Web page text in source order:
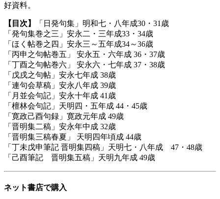
好資料。
【目次】
「日発句集」明和七・八年成30・31歳
「発句集巻之三」安永二・三年成33・34歳
「ほく帖巻之四」安永三～五年成34～36歳
「丙申之句帖巻五」 安永五・六年成 36・37歳
「丁酉之句帖巻六」 安永六・七年成 37・38歳
「戊戌之句帖」安永七年成 38歳
「連句会草稿」安永八年成 39歳
「月並会句記」安永十年成 41歳
「檀林会句記」天明四・五年成 44・45歳
「寛政己酉句録」寛政元年成 49歳
「晋明集二稿」安永年中成 32歳
「晋明集三稿春夏」 天明四年頃成 44歳
「丁未戊申筆記 晋明集四稿」天明七・八年成 47・48歳
「己酉筆記 晋明集五稿」天明九年成 49歳
ネット書店で購入